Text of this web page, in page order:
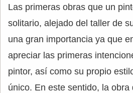
Las primeras obras que un
solitario, alejado del taller de
una gran importancia ya que
apreciar las primeras
pintor, así como su propio
único. En este sentido, la